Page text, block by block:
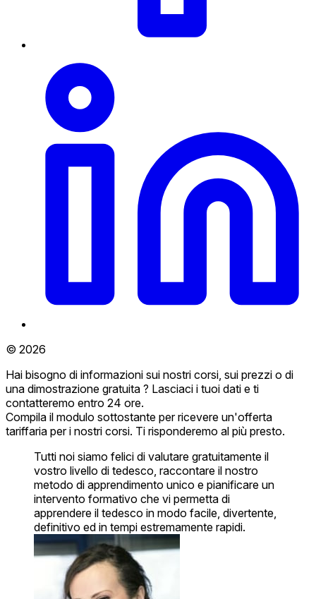
© 2026
Hai bisogno di informazioni sui nostri corsi, sui prezzi o di
una dimostrazione gratuita ? Lasciaci i tuoi dati e ti
contatteremo entro 24 ore.
Compila il modulo sottostante per ricevere un'offerta
tariffaria per i nostri corsi. Ti risponderemo al più presto.
Tutti noi siamo felici di valutare gratuitamente il
vostro livello di tedesco, raccontare il nostro
metodo di apprendimento unico e pianificare un
intervento formativo che vi permetta di
apprendere il tedesco in modo facile, divertente,
definitivo ed in tempi estremamente rapidi.